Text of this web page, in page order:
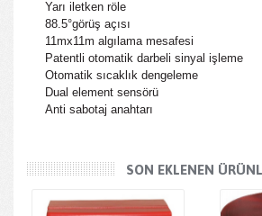
Yarı iletken röle
88.5°görüş açısı
11mx11m algılama mesafesi
Patentli otomatik darbeli sinyal işleme
Otomatik sıcaklık dengeleme
Dual element sensörü
Anti sabotaj anahtarı
SON EKLENEN